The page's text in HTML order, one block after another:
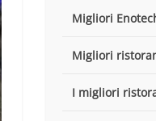
Migliori
Migliori
I migliori